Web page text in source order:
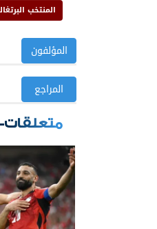
المنتخب
المؤلفون
المراجع
متعلقات